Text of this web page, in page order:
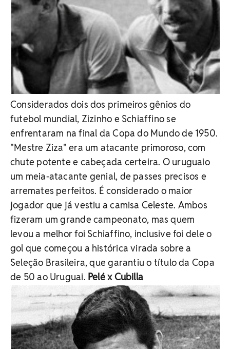
Considerados dois dos primeiros gênios do
futebol mundial, Zizinho e Schiaffino se
enfrentaram na final da Copa do Mundo de 1950.
"Mestre Ziza" era um atacante primoroso, com
chute potente e cabeçada certeira. O uruguaio
um meia-atacante genial, de passes precisos e
arremates perfeitos. É considerado o maior
jogador que já vestiu a camisa Celeste. Ambos
fizeram um grande campeonato, mas quem
levou a melhor foi Schiaffino, inclusive foi dele o
gol que começou a histórica virada sobre a
Seleção Brasileira, que garantiu o título da Copa
de 50 ao Uruguai. Pelé x Cubilla